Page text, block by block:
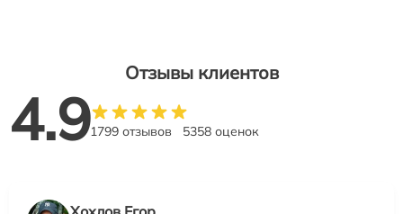
Отзывы клиентов
4.91799 отзывов 5358 оценок